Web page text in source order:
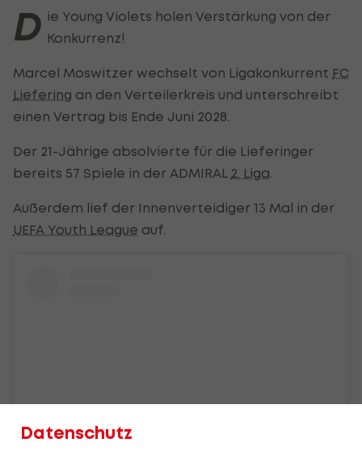
D ie Young Violets holen Verstärkung von der
Konkurrenz!
Marcel Moswitzer wechselt von Ligakonkurrent FC
Liefering an den Verteilerkreis und unterschreibt
einen Vertrag bis Ende Juni 2028.
Der 21-Jährige absolvierte für die Lieferinger
bereits 57 Spiele in der ADMIRAL 2. Liga
Außerdem lief der Innenverteidiger 13 Mal in der
UEFA Youth League auf.
Datenschutz